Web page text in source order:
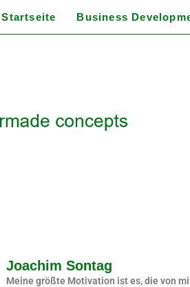
Startseite Business
Joachim Sontag
Meine größte Motivation ist es, die von